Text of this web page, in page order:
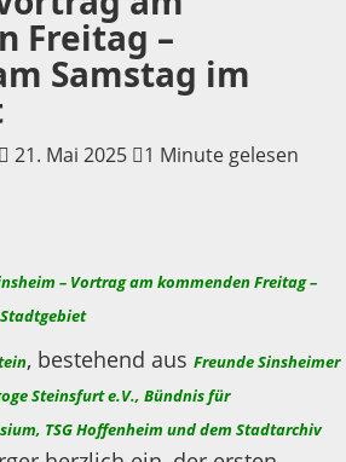
Freitag –
Samstag im
21. Mai 2025
1 Minute gelesen
– Vortrag am kommenden Freitag –
, bestehend aus Freunde Sinsheimer
Steinsfurt e.V., Bündnis für
TSG Hoffenheim und dem Stadtarchiv